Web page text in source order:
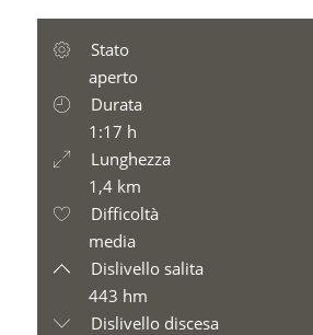
Stato
aperto
Durata
1:17 h
Lunghezza
1,4 km
Difficoltà
media
Dislivello salita
443 hm
Dislivello discesa